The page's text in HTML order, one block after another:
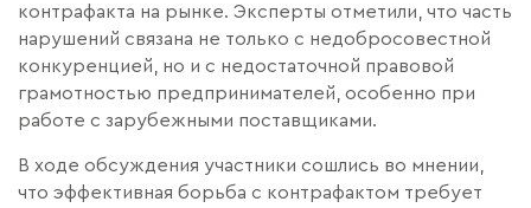
контрафакта на рынке. Эксперты отметили, что часть
нарушений связана не только с недобросовестной
конкуренцией, но и с недостаточной правовой
грамотностью предпринимателей, особенно при
работе с зарубежными поставщиками.
В ходе обсуждения участники сошлись во мнении,
что эффективная борьба с контрафактом требует